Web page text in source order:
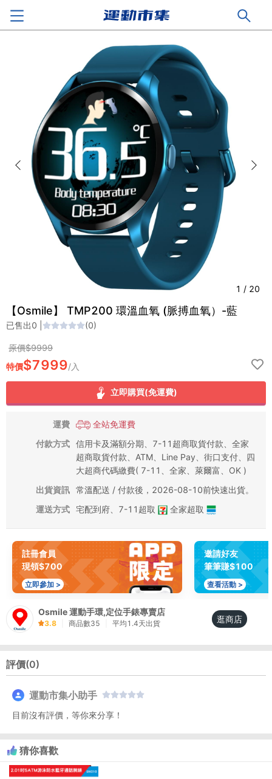
1 / 20
【Osmile】 TMP200 環溫血氧 (脈搏血氧）-藍
已售出0 (0)
原價$9999
特價$7999/入
立即購買(免運費)
運費
全站免運費
付款方式 信用卡及滿額分期、7-11超商取貨付款、全家
超商取貨付款、ATM、Line Pay、街口支付、四
大超商代碼繳費( 7-11、全家、萊爾富、OK )
出貨資訊 常溫配送 / 付款後，2026-08-10前快速出貨。
運送方式 宅配到府 7-11超取 全家超取
註冊會員
現領$700
立即參加 >
邀請好友
筆筆賺$100
查看活動 >
Osmile 運動手環,定位手錶專賣店
3.8 商品數35 平均 1.4天出貨 逛商店
評價(0)
運動市集小助手
目前沒有評價，等你來分享！
猜你喜歡